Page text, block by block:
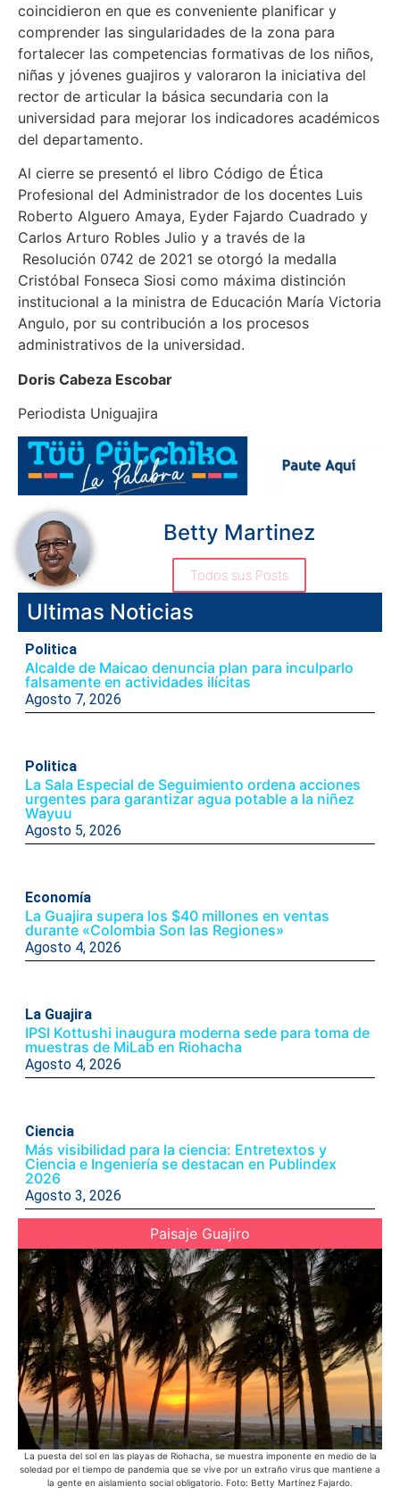
coincidieron en que es conveniente planificar y
comprender las singularidades de la zona para
fortalecer las competencias formativas de los niños,
niñas y jóvenes guajiros y valoraron la iniciativa del
rector de articular la básica secundaria con la
universidad para mejorar los indicadores académicos
del departamento.
Al cierre se presentó el libro Código de Ética
Profesional del Administrador de los docentes Luis
Roberto Alguero Amaya, Eyder Fajardo Cuadrado y
Carlos Arturo Robles Julio y a través de la
Resolución 0742 de 2021 se otorgó la medalla
Cristóbal Fonseca Siosi como máxima distinción
institucional a la ministra de Educación María Victoria
Angulo, por su contribución a los procesos
administrativos de la universidad.
Doris Cabeza Escobar
Periodista Uniguajira
Betty Martinez
Todos sus Posts
Ultimas Noticias
Politica
Alcalde de Maicao denuncia plan para inculparlo
falsamente en actividades ilícitas
Agosto 7, 2026
Politica
La Sala Especial de Seguimiento ordena acciones
urgentes para garantizar agua potable a la niñez
Wayuu
Agosto 5, 2026
Economía
La Guajira supera los $40 millones en ventas
durante «Colombia Son las Regiones»
Agosto 4, 2026
La Guajira
IPSI Kottushi inaugura moderna sede para toma de
muestras de MiLab en Riohacha
Agosto 4, 2026
Ciencia
Más visibilidad para la ciencia: Entretextos y
Ciencia e Ingeniería se destacan en Publindex
2026
Agosto 3, 2026
Paisaje Guajiro
La puesta del sol en las playas de Riohacha, se muestra imponente en medio de la
soledad por el tiempo de pandemia que se vive por un extraño virus que mantiene a
la gente en aislamiento social obligatorio. Foto: Betty Martínez Fajardo.